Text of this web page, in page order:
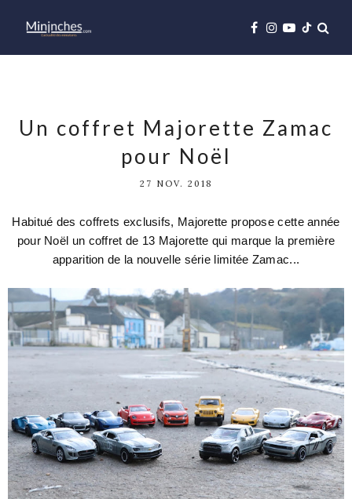
Un coffret Majorette Zamac
pour Noël
27 NOV. 2018
Habitué des coffrets exclusifs, Majorette propose cette année
pour Noël un coffret de 13 Majorette qui marque la première
apparition de la nouvelle série limitée Zamac...